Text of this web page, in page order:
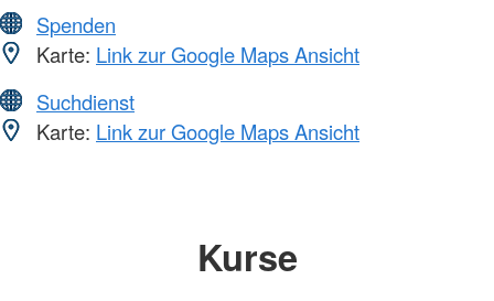
Spenden
Karte: Link zur Google Maps Ansicht
Suchdienst
Karte: Link zur Google Maps Ansicht
Kurse